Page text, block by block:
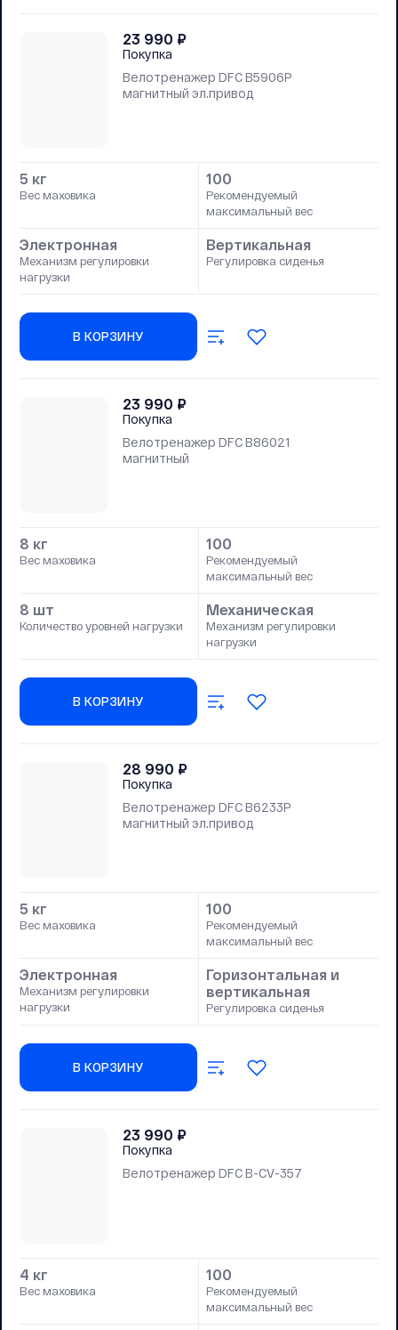
23 990 ₽
Покупка
Велотренажер DFC B5906P
магнитный эл.привод
5 кг
Вес маховика
100
Рекомендуемый
максимальный вес
Электронная
Механизм регулировки
нагрузки
Вертикальная
Регулировка сиденья
В КОРЗИНУ
23 990 ₽
Покупка
Велотренажер DFC B86021
магнитный
8 кг
Вес маховика
100
Рекомендуемый
максимальный вес
8 шт
Количество уровней нагрузки
Механическая
Механизм регулировки
нагрузки
В КОРЗИНУ
28 990 ₽
Покупка
Велотренажер DFC B6233P
магнитный эл.привод
5 кг
Вес маховика
100
Рекомендуемый
максимальный вес
Электронная
Механизм регулировки
нагрузки
Горизонтальная и
вертикальная
Регулировка сиденья
В КОРЗИНУ
23 990 ₽
Покупка
Велотренажер DFC B-CV-357
4 кг
Вес маховика
100
Рекомендуемый
максимальный вес